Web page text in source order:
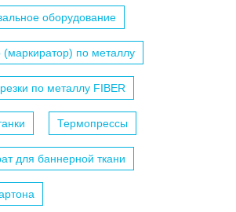
оборудование
по металлу
по металлу FIBER
Термопрессы
для баннерной ткани